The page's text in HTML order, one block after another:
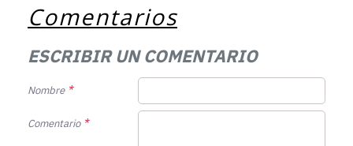
Comentarios
ESCRIBIR UN COMENTARIO
Nombre
Comentario